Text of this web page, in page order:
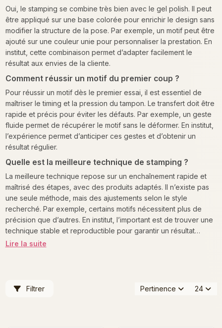
Oui, le stamping se combine très bien avec le gel polish. Il peut
être appliqué sur une base colorée pour enrichir le design sans
modifier la structure de la pose. Par exemple, un motif peut être
ajouté sur une couleur unie pour personnaliser la prestation. En
institut, cette combinaison permet d’adapter facilement le
résultat aux envies de la cliente.
Comment réussir un motif du premier coup ?
Pour réussir un motif dès le premier essai, il est essentiel de
maîtriser le timing et la pression du tampon. Le transfert doit être
rapide et précis pour éviter les défauts. Par exemple, un geste
fluide permet de récupérer le motif sans le déformer. En institut,
l’expérience permet d’anticiper ces gestes et d’obtenir un
résultat régulier.
Quelle est la meilleure technique de stamping ?
La meilleure technique repose sur un enchaînement rapide et
maîtrisé des étapes, avec des produits adaptés. Il n’existe pas
une seule méthode, mais des ajustements selon le style
recherché. Par exemple, certains motifs nécessitent plus de
précision que d’autres. En institut, l’important est de trouver une
technique stable et reproductible pour garantir un résultat
constant.
Lire la suite
Filtrer Pertinence 24